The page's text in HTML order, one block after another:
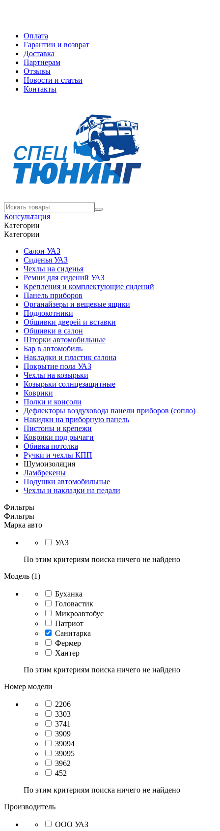
Оплата
Гарантии и возврат
Доставка
Партнерам
Отзывы
Новости и статьи
Контакты
Консультация
Категории
Категории
Салон УАЗ
Сиденья УАЗ
Чехлы на сиденья
Ремни для сидений УАЗ
Крепления и комплектующие сидений
Панель приборов
Органайзеры и вещевые ящики
Подлокотники
Обшивки дверей и вставки
Обшивки в салон
Шторки автомобильные
Бар в автомобиль
Накладки и пластик салона
Покрытие пола УАЗ
Чехлы на козырьки
Козырьки солнцезащитные
Коврики
Полки и консоли
Дефлекторы воздуховода панели приборов (сопло)
Накидки на приборную панель
Пистоны и крепежи
Коврики под рычаги
Обивка потолка
Ручки и чехлы КПП
Шумоизоляция
Ламбрекены
Подушки автомобильные
Чехлы и накладки на педали
Фильтры
Фильтры
Марка авто
УАЗ
По этим критериям поиска ничего не найдено
Модель (1)
Буханка
Головастик
Микроавтобус
Патриот
Санитарка
Фермер
Хантер
По этим критериям поиска ничего не найдено
Номер модели
2206
3303
3741
3909
39094
39095
3962
452
По этим критериям поиска ничего не найдено
Производитель
ООО УАЗ